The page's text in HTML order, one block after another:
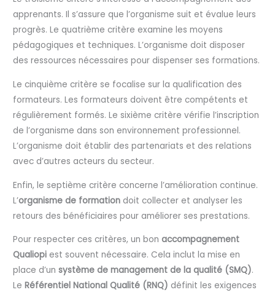
apprenants. Il s’assure que l’organisme suit et évalue leurs
progrès. Le quatrième critère examine les moyens
pédagogiques et techniques. L’organisme doit disposer
des ressources nécessaires pour dispenser ses formations.
Le cinquième critère se focalise sur la qualification des
formateurs. Les formateurs doivent être compétents et
régulièrement formés. Le sixième critère vérifie l’inscription
de l’organisme dans son environnement professionnel.
L’organisme doit établir des partenariats et des relations
avec d’autres acteurs du secteur.
Enfin, le septième critère concerne l’amélioration continue.
L’organisme de formation doit collecter et analyser les
retours des bénéficiaires pour améliorer ses prestations.
Pour respecter ces critères, un bonaccompagnement
Qualiopi est souvent nécessaire. Cela inclut la mise en
place d’unsystème de management de la qualité (SMQ).
LeRéférentiel National Qualité (RNQ) définit les exigences